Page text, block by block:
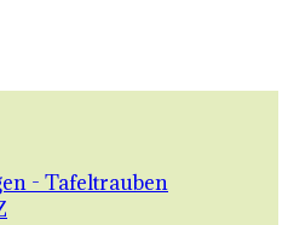
- Tafeltrauben